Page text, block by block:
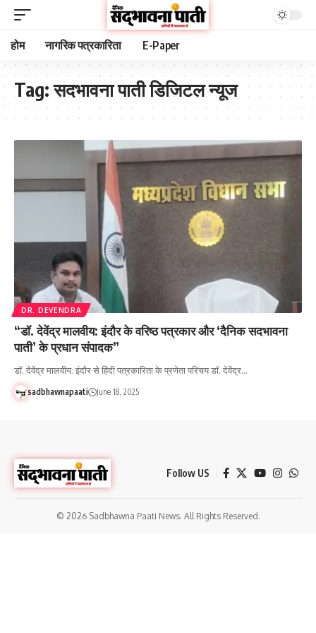
होम नागरिक पत्रकारिता E-Paper
Tag:सदभावना पाती डिजिटल न्यूज
DR. DEVENDRA
“डॉ. देवेंद्र मालवीय: इंदौर के वरिष्ठ पत्रकार और ‘दैनिक सदभावना
पाती’ के प्रधान संपादक”
डॉ. देवेंद्र मालवीय: इंदौर से हिंदी पत्रकारिता के प्रणेता परिचय डॉ. देवेंद्र…
sadbhawnapaati June 18, 2025
Follow US
© 2026 Sadbhawna Paati News. All Rights Reserved.